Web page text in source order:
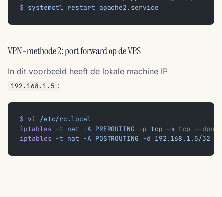
$ systemctl restart apache2.service
VPN-methode 2: port forward op de VPS
In dit voorbeeld heeft de lokale machine IP
192.168.1.5 :
$ vi /etc/rc.local
iptables -t nat -A PREROUTING -p tcp -m tcp --dport
iptables -t nat -A POSTROUTING -d 192.168.1.5/32